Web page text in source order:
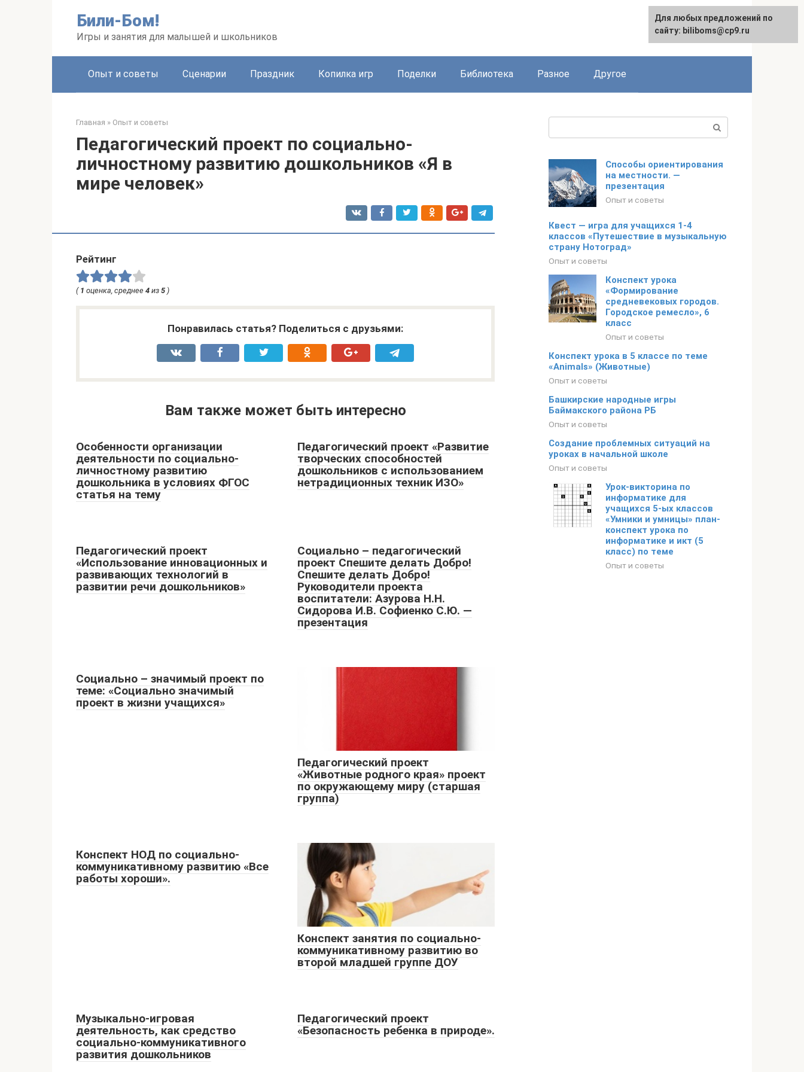
Били-Бом!
Игры и занятия для малышей и школьников
Опыт и советы Сценарии Праздник Копилка игр Поделки Библиотека Разное Другое
Главная » Опыт и советы
Педагогический проект по социально-
личностному развитию дошкольников «Я в
мире человек»
Рейтинг
( 1 оценка, среднее 4 из 5 )
Понравилась статья? Поделиться с друзьями:
Вам также может быть интересно
Особенности организации
деятельности по социально-
личностному развитию
дошкольника в условиях ФГОС
статья на тему
Педагогический проект «Развитие
творческих способностей
дошкольников с использованием
нетрадиционных техник ИЗО»
Педагогический проект
«Использование инновационных и
развивающих технологий в
развитии речи дошкольников»
Социально – педагогический
проект Спешите делать Добро!
Спешите делать Добро!
Руководители проекта
воспитатели: Азурова Н.Н.
Сидорова И.В. Софиенко С.Ю. —
презентация
Социально – значимый проект по
теме: «Социально значимый
проект в жизни учащихся»
Педагогический проект
«Животные родного края» проект
по окружающему миру (старшая
группа)
Конспект НОД по социально-
коммуникативному развитию «Все
работы хороши».
Конспект занятия по социально-
коммуникативному развитию во
второй младшей группе ДОУ
Музыкально-игровая
деятельность, как средство
социально-коммуникативного
развития дошкольников
Педагогический проект
«Безопасность ребенка в природе».
Способы ориентирования
на местности. —
презентация
Опыт и советы
Квест — игра для учащихся 1-4
классов «Путешествие в музыкальную
страну Нотоград»
Опыт и советы
Конспект урока
«Формирование
средневековых городов.
Городское ремесло», 6
класс
Опыт и советы
Конспект урока в 5 классе по теме
«Animals» (Животные)
Опыт и советы
Башкирские народные игры
Баймакского района РБ
Опыт и советы
Создание проблемных ситуаций на
уроках в начальной школе
Опыт и советы
Урок-викторина по
информатике для
учащихся 5-ых классов
«Умники и умницы» план-
конспект урока по
информатике и икт (5
класс) по теме
Опыт и советы
Для любых предложений по
сайту: biliboms@cp9.ru